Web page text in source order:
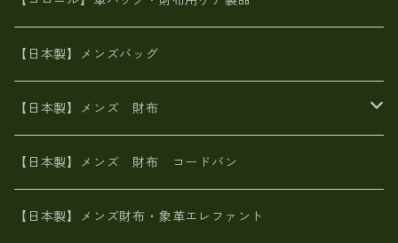
メタリック
革友禅染め
ヌメ革
革友禅染め
財布ショルダー
ヌメ革
がま口財布
革友禅染め
山羊革
火山灰染め
名刺入れ・キーケース、他
財布・小物
【日本製】メンズバッグ
【日本製】メンズ 財布
象革エレファント【日本製】メンズ 財布
鮫革シャーク【日本製】メンズ 財布
【日本製】メンズ 財布 コードバン
【日本製】メンズ財布・象革エレファント